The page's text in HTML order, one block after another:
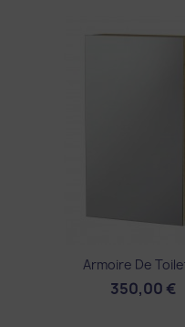
Armoire De
350,00 €
Aperçu